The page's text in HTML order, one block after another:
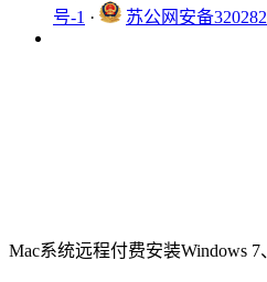
号-1 · 苏公网安备
Mac系统远程付费安装Windows 7